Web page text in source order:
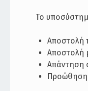
Το
Αποστολή
Αποστολή
Απάντηση
Προώθηση